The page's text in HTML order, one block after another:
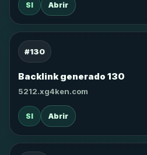
SI Abrir
#130
Backlink generado 130
5212.xg4ken.com
SI Abrir